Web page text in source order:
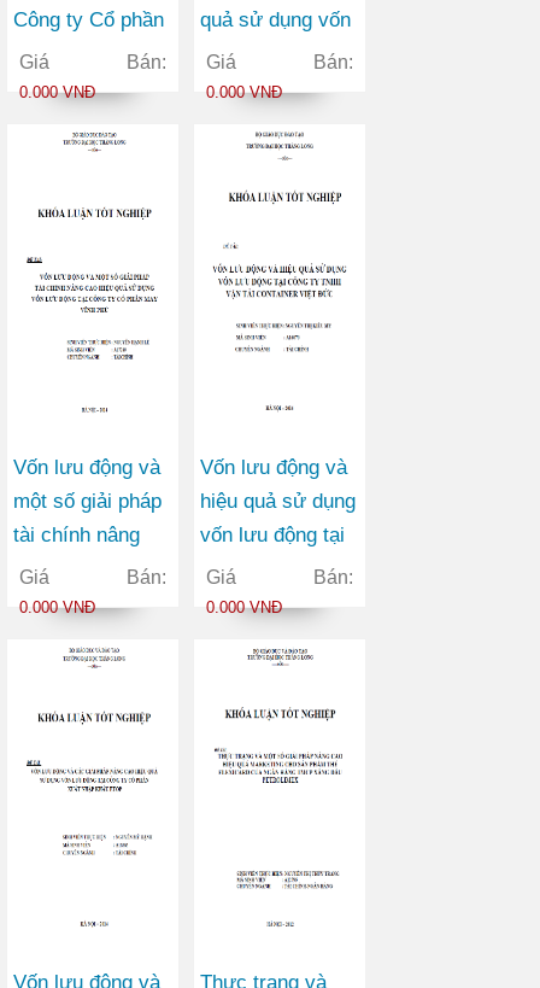
Công ty Cổ phần
Thương mại
Châu Hưng
Giá Bán:
0.000 VNĐ
quả sử dụng vốn
lưu động tại Công
ty Cổ phần Viễn
Giá Bán:
0.000 VNĐ
Vốn lưu động và
một số giải pháp
tài chính nâng
cao hiệu quả sử
dụng vốn lưu
Cổ phần May
Giá Bán:
0.000 VNĐ
Vốn lưu động và
hiệu quả sử dụng
vốn lưu động tại
công ty TNHH
vận tải container
Giá Bán:
0.000 VNĐ
Vốn lưu động và
Thực trạng và